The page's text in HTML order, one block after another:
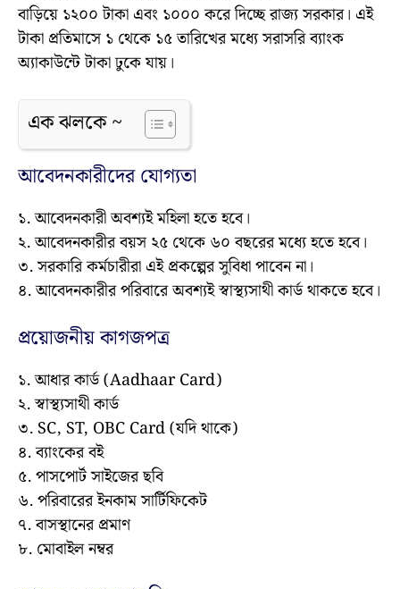
বাড়িয়ে ১২০০ টাকা এবং ১০০০ করে দিচ্ছে রাজ্য সরকার। এই
টাকা প্রতিমাসে ১ থেকে ১৫ তারিখের মধ্যে সরাসরি ব্যাংক
অ্যাকাউন্টে টাকা ঢুকে যায়।
এক ঝলকে ~
আবেদনকারীদের যোগ্যতা
১. আবেদনকারী অবশ্যই মহিলা হতে হবে।
২. আবেদনকারীর বয়স ২৫ থেকে ৬০ বছরের মধ্যে হতে হবে।
৩. সরকারি কর্মচারীরা এই প্রকল্পের সুবিধা পাবেন না।
৪. আবেদনকারীর পরিবারে অবশ্যই স্বাস্থ্যসাথী কার্ড থাকতে হবে।
প্রয়োজনীয় কাগজপত্র
১. আধার কার্ড (Aadhaar Card)
২. স্বাস্থ্যসাথী কার্ড
৩. SC, ST, OBC Card (যদি থাকে)
৪. ব্যাংকের বই
৫. পাসপোর্ট সাইজের ছবি
৬. পরিবারের ইনকাম সার্টিফিকেট
৭. বাসস্থানের প্রমাণ
৮. মোবাইল নম্বর